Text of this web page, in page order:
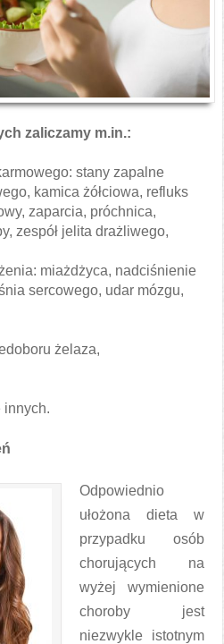
zaliczamy m.in.:
stany zapalne
kamica żółciowa, refluks
zaparcia, próchnica,
zespół jelita drażliwego,
miażdżyca, nadciśnienie
sercowego, udar mózgu,
żelaza,
innych.
Odpowiednio
ułożona dieta w
przypadku osób
chorujących na
wyżej wymienione
choroby jest
niezwykle istotnym